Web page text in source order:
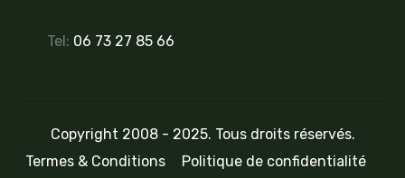
Tel: 06 73 27 85 66
Copyright 2008 - 2025. Tous droits réservés.
Termes & Conditions
Politique de confidentialité